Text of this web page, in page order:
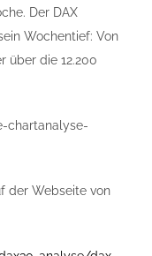
Der DAX
Wochentief: Von
über die 12.200
der Webseite von